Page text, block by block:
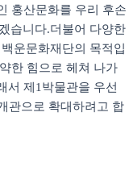
홍산문화를 우리 후손
습니다.더불어 다양한
운문화재단의 목적입
한 힘으로 헤쳐 나가
서 제1 박물관을 우선
관으로 확대하려고 합